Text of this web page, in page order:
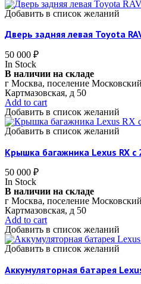
Добавить в список желаний
Дверь задняя левая Toyota
50 000 ₽
In Stock
В наличии на складе
г Москва, поселение
Картмазовская, д 50
Add to cart
Добавить в список желаний
Добавить в список желаний
Крышка багажника Lexus RX c
50 000 ₽
In Stock
В наличии на складе
г Москва, поселение
Картмазовская, д 50
Add to cart
Добавить в список желаний
Добавить в список желаний
Аккумуляторная батарея